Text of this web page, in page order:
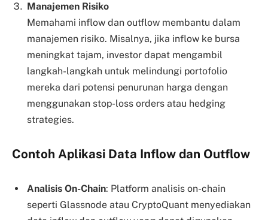
Manajemen Risiko
Memahami inflow dan outflow membantu dalam
manajemen risiko. Misalnya, jika inflow ke bursa
meningkat tajam, investor dapat mengambil
langkah-langkah untuk melindungi portofolio
mereka dari potensi penurunan harga dengan
menggunakan stop-loss orders atau hedging
strategies.
Contoh Aplikasi Data Inflow dan Outflow
Analisis On-Chain: Platform analisis on-chain
seperti Glassnode atau CryptoQuant menyediakan